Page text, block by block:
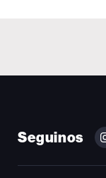
Seguinos